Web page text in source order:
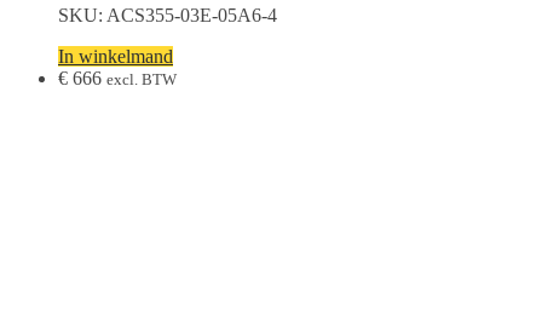
SKU: ACS355-03E-05A6-4
In winkelmand
€ 666 excl. BTW